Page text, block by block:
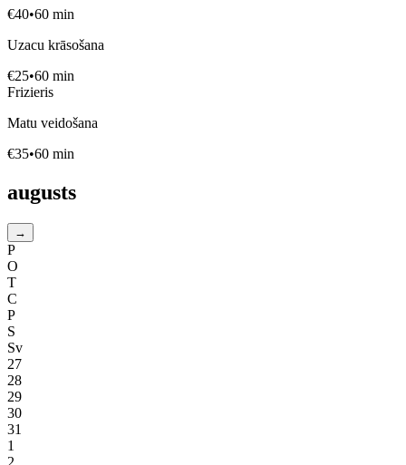
€40•60 min
Uzacu krāsošana
€25•60 min
Frizieris
Matu veidošana
€35•60 min
augusts
→
P
O
T
C
P
S
Sv
27
28
29
30
31
1